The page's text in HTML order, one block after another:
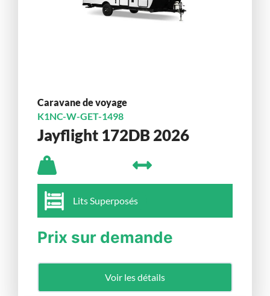
Caravane de voyage
K1NC-W-GET-1498
Jayflight 172DB 2026
Lits Superposés
Prix sur demande
Voir les détails